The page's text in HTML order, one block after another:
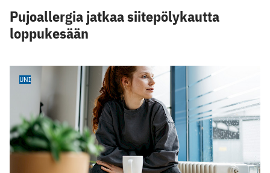
Pujoallergia jatkaa siitepölykautta
loppukesään
UNI